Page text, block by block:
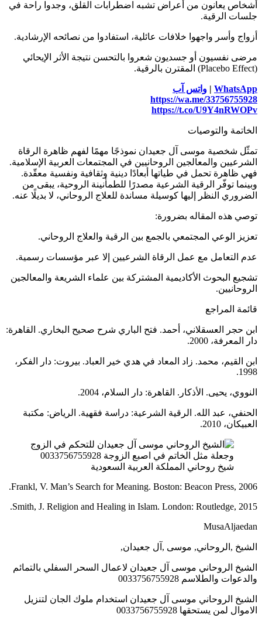
أشخاص يعانون من أعراض تشبه اضطرابات القلق، وجدوا راحة في
جلسات الرقية.
أزواج وأسر واجهوا خلافات عائلية، استفادوا من نصائحه الإرشادية.
مرضى نفسيون أو جسديون شعروا بالتحسن نتيجة الأثر الإيحائي
(Placebo Effect) المقترن بالرقية.
WhatsApp
| واتس آب
https://wa.me/33756755928
https://t.co/U9Y4nRWOPv
الخاتمة والتوصيات
تمثّل شخصية موسى آل جعيدان نموذجًا مهمًا لفهم ظاهرة الرقاة
الشرعيين والمعالجين الروحانيين في المجتمعات العربية الإسلامية.
فهي ظاهرة تحمل في طياتها أبعادًا دينية وثقافية ونفسية معقّدة.
وبينما توفّر الرقية الشرعية مصدرًا للطمأنينة الروحية، يبقى من
الضروري النظر إليها كوسيلة مساندة للعلاج الروحاني، لا بديلًا عنه.
توصي هذه المقاله بضرورة:
تعزيز الوعي المجتمعي بالجمع بين الرقية والعلاج الروحاني.
عدم التعامل مع عمل الرقاة الشرعيين إلا عبر مؤسسات رسمية.
تشجيع البحوث الأكاديمية المشتركة بين علماء الشريعة والمعالجين
الروحانيين.
قائمة المراجع
ابن حجر العسقلاني، أحمد. فتح الباري شرح صحيح البخاري. القاهرة:
دار المعرفة، 2000.
ابن القيم، محمد. زاد المعاد في هدي خير العباد. بيروت: دار الفكر،
1998.
النووي، يحيى. الأذكار. القاهرة: دار السلام، 2004.
الحنفي، عبد الله. الرقية الشرعية: دراسة فقهية. الرياض: مكتبة
العبيكان، 2010.
شيخ روحاني المملكة العربية السعودية
Frankl, V. Man’s Search for Meaning. Boston: Beacon Press, 2006.
Smith, J. Religion and Healing in Islam. London: Routledge, 2015.
MusaAljaedan
الشيخ ,الروحاني, موسى ,آل جعيدان,
الشيخ الروحاني موسى آل جعيدان لاعمال السحر السفلي بالتمائم
والدعوات والطلاسم 0033756755928
الشيخ الروحاني موسى آل جعيدان استخدام ملوك الجان لتنزيل
الاموال لمن يستحقها 0033756755928